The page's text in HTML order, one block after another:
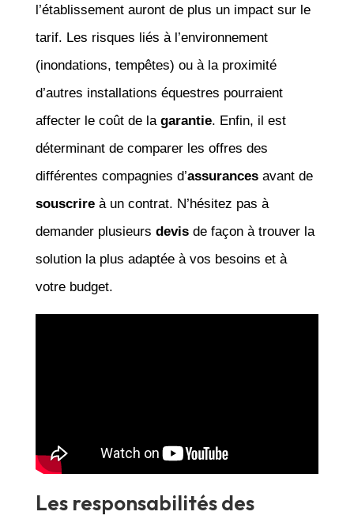
l’établissement auront de plus un impact sur le
tarif. Les risques liés à l’environnement
(inondations, tempêtes) ou à la proximité
d’autres installations équestres pourraient
affecter le coût de la garantie. Enfin, il est
déterminant de comparer les offres des
différentes compagnies d’assurancesavant de
souscrireà un contrat. N’hésitez pas à
demander plusieurs devisde façon à trouver la
solution la plus adaptée à vos besoins et à
votre budget.
Les responsabilités des